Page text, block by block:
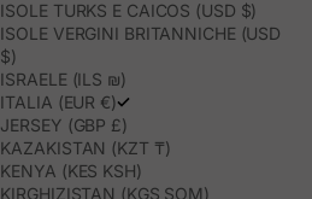
ISOLE TURKS E CAICOS (USD $)
ISOLE VERGINI BRITANNICHE (USD
$)
ISRAELE (ILS ₪)
ITALIA (EUR €)
JERSEY (GBP £)
KAZAKISTAN (KZT ₸)
KENYA (KES KSH)
KIRGHIZISTAN (KGS SOM)